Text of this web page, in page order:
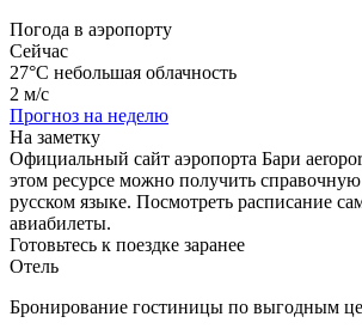
Погода в аэропорту
Сейчас
27°C небольшая облачность
2 м/с
Прогноз на неделю
На заметку
Официальный сайт аэропорта Бари
этом ресурсе можно получить
русском языке. Посмотреть расписание
авиабилеты.
Готовьтесь к поездке заранее
Отель
Бронирование гостиницы по выгодным